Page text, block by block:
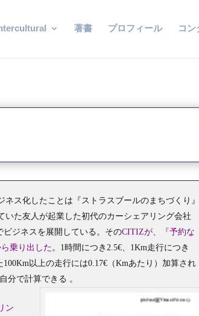
著書 プロフィール コン
ス化したことは『ストラスブールのまちづくり』
いた友人が起業した初代のカーシェアリング会社
ビジネスを展開している。そのCITIZが、『予約な
乗り出した。1時間につき2.5€、1Km走行につき
以上の走行には0.17€（Kmあたり）加算され
分で計算できる 。
ン